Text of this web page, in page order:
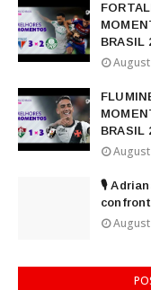
BRASIL
BRASIL
🎙️